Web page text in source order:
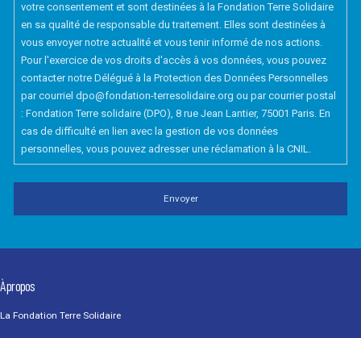
votre consentement et sont destinées à la Fondation Terre Solidaire
en sa qualité de responsable du traitement. Elles sont destinées à
vous envoyer notre actualité et vous tenir informé de nos actions.
Pour l'exercice de vos droits d'accès à vos données, vous pouvez
contacter notre Délégué à la Protection des Données Personnelles
par courriel dpo@fondation-terresolidaire.org ou par courrier postal
: Fondation Terre solidaire (DPO), 8 rue Jean Lantier, 75001 Paris. En
cas de difficulté en lien avec la gestion de vos données
personnelles, vous pouvez adresser une réclamation à la CNIL.
À propos
La Fondation Terre Solidaire